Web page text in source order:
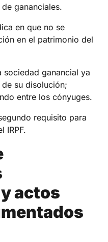
gananciales.
en que no se
en el patrimonio del
sociedad ganancial ya
su disolución;
entre los cónyuges.
requisito para
IRPF.
actos